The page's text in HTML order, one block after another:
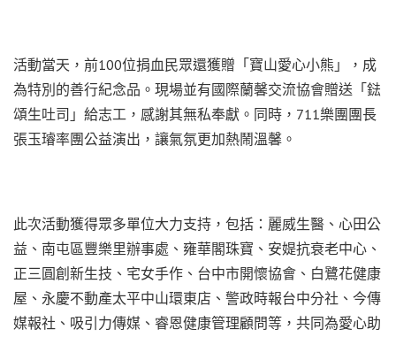
活動當天，前100位捐血民眾還獲贈「寶山愛心小熊」，成
為特別的善行紀念品。現場並有國際蘭馨交流協會贈送「鍅
頌生吐司」給志工，感謝其無私奉獻。同時，711樂團團長
張玉璿率團公益演出，讓氣氛更加熱鬧溫馨。
此次活動獲得眾多單位大力支持，包括：麗威生醫、心田公
益、南屯區豐樂里辦事處、雍華閣珠寶、安媞抗衰老中心、
正三圓創新生技、宅女手作、台中市開懷協會、白鷺花健康
屋、永慶不動產太平中山環東店、警政時報台中分社、今傳
媒報社、吸引力傳媒、睿恩健康管理顧問等，共同為愛心助